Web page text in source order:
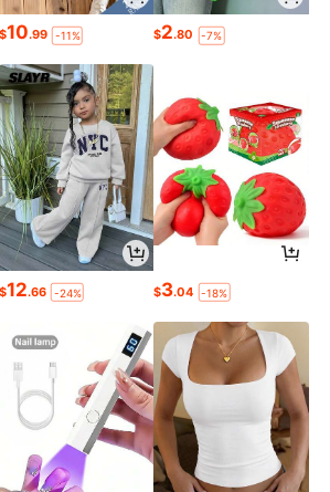
$10.99 -11% $2.80 -7%
$12.66 -24% $3.04 -18%